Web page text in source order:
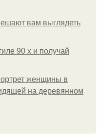
вам выглядеть
90 х и получай
женщины в
на деревянном